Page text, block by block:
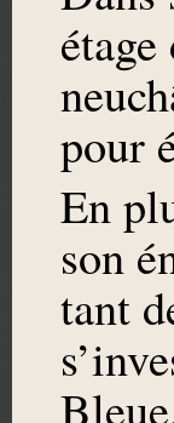
pour
En
son
tant